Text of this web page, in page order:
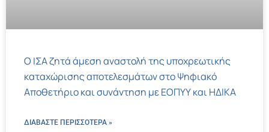
Ο ΙΣΑ ζητά άμεση αναστολή της υποχρεωτικής
καταχώρισης αποτελεσμάτων στο Ψηφιακό
Αποθετήριο και συνάντηση με ΕΟΠΥΥ και ΗΔΙΚΑ
ΔΙΑΒΑΣΤΕ ΠΕΡΙΣΣΌΤΕΡΑ »